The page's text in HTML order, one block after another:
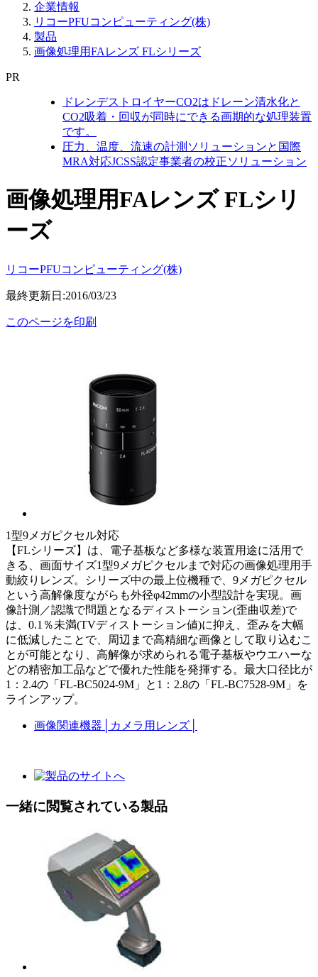
企業情報
リコーPFUコンピューティング(株)
製品
画像処理用FAレンズ FLシリーズ
PR
ドレンデストロイヤーCO2はドレーン清水化と
CO2吸着・回収が同時にできる画期的な処理装置
です。
圧力、温度、流速の計測ソリューションと国際
MRA対応JCSS認定事業者の校正ソリューション
画像処理用FAレンズ FLシリ
ーズ
リコーPFUコンピューティング(株)
最終更新日:2016/03/23
このページを印刷
1型9メガピクセル対応
【FLシリーズ】は、電子基板など多様な装置用途に活用で
きる、画面サイズ1型9メガピクセルまで対応の画像処理用手
動絞りレンズ。シリーズ中の最上位機種で、9メガピクセル
という高解像度ながらも外径φ42mmの小型設計を実現。画
像計測／認識で問題となるディストーション(歪曲収差)で
は、0.1％未満(TVディストーション値)に抑え、歪みを大幅
に低減したことで、周辺まで高精細な画像として取り込むこ
とが可能となり、高解像が求められる電子基板やウエハーな
どの精密加工品などで優れた性能を発揮する。最大口径比が
1：2.4の「FL-BC5024-9M」と1：2.8の「FL-BC7528-9M」を
ラインアップ。
画像関連機器 カメラ用レンズ
一緒に閲覧されている製品